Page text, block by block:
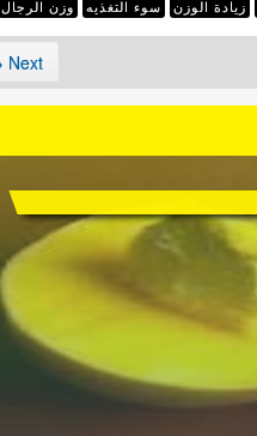
زيادة الوزن سوء التغذيه وزن الرجال
Next →